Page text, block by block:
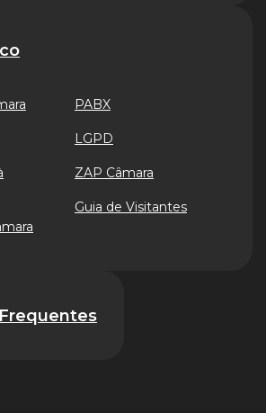
PABX
LGPD
ZAP Câmara
Guia de Visitantes